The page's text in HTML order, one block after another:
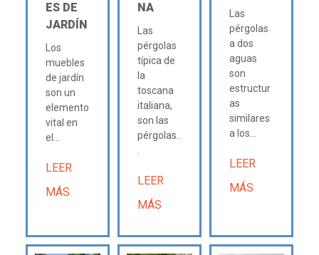
ES DE
JARDÍN
Los
muebles
de jardín
son un
elemento
vital en
el...
LEER
MÁS
NA
Las
pérgolas
típica de
la
toscana
italiana,
son las
pérgolas..
.
LEER
MÁS
Las
pérgolas
a dos
aguas
son
estructur
as
similares
a los...
LEER
MÁS